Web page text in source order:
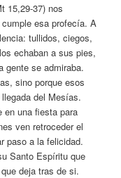
15,29-37) nos
esa profecía. A
tullidos, ciegos,
echaban a sus pies,
gente se admiraba.
sino porque esos
del Mesías.
una fiesta para
ven retroceder el
paso a la felicidad.
Santo Espíritu que
deja tras de si.